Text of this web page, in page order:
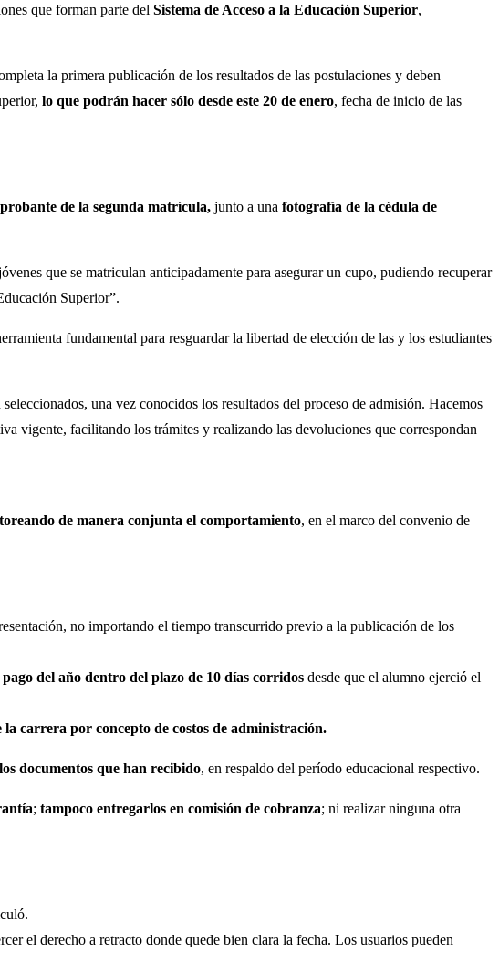
que forman parte del Sistema de Acceso a la Educación Superior,
la primera publicación de los resultados de las postulaciones y deben
lo que podrán hacer sólo desde este 20 de enero, fecha de inicio de las
de la segunda matrícula, junto a una fotografía de la cédula de
que se matriculan anticipadamente para asegurar un cupo, pudiendo recuperar
Superior”.
fundamental para resguardar la libertad de elección de las y los estudiantes
una vez conocidos los resultados del proceso de admisión. Hacemos
vigente, facilitando los trámites y realizando las devoluciones que correspondan
de manera conjunta el comportamiento, en el marco del convenio de
no importando el tiempo transcurrido previo a la publicación de los
del año dentro del plazo de 10 días corridos desde que el alumno ejerció el
carrera por concepto de costos de administración.
documentos que han recibido, en respaldo del período educacional respectivo.
; tampoco entregarlos en comisión de cobranza; ni realizar ninguna otra
el derecho a retracto donde quede bien clara la fecha. Los usuarios pueden